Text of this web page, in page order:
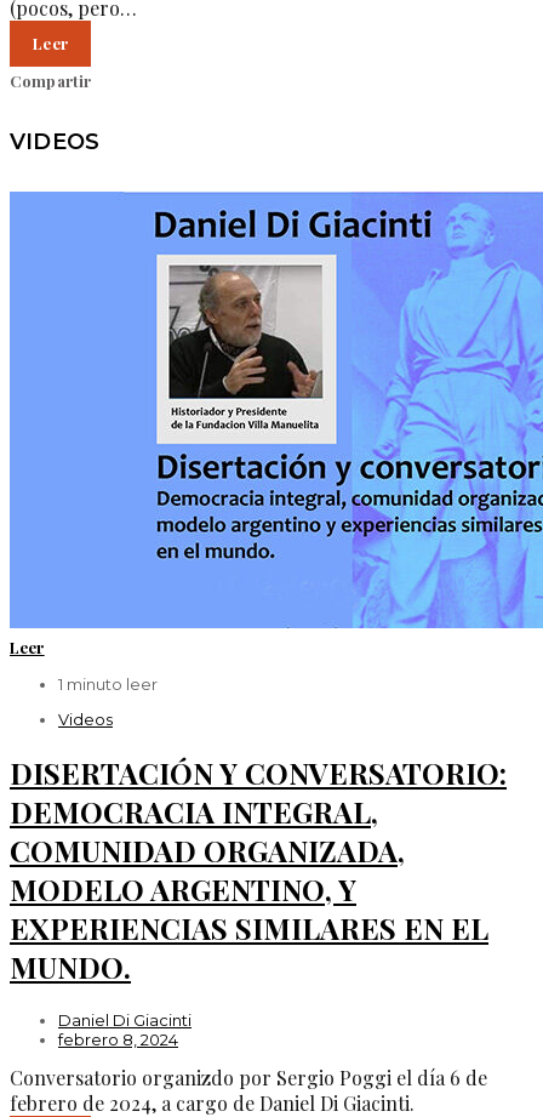
(pocos, pero…
Leer
Compartir
VIDEOS
Leer
1 minuto leer
Videos
DISERTACIÓN Y CONVERSATORIO:
DEMOCRACIA INTEGRAL,
COMUNIDAD ORGANIZADA,
MODELO ARGENTINO, Y
EXPERIENCIAS SIMILARES EN EL
MUNDO.
Daniel Di Giacinti
febrero 8, 2024
Conversatorio organizdo por Sergio Poggi el día 6 de
febrero de 2024, a cargo de Daniel Di Giacinti.